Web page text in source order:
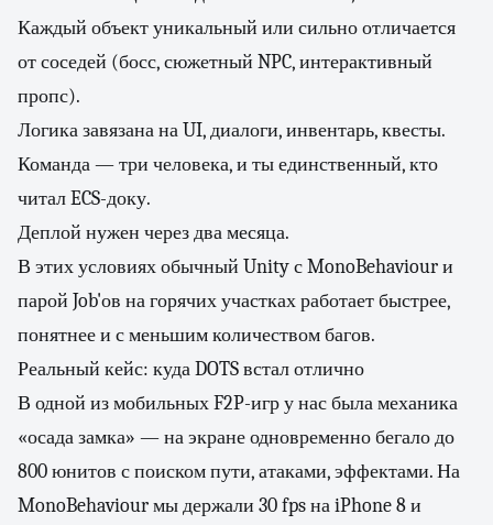
Каждый объект уникальный или сильно отличается
от соседей (босс, сюжетный NPC, интерактивный
пропс).
Логика завязана на UI, диалоги, инвентарь, квесты.
Команда — три человека, и ты единственный, кто
читал ECS-доку.
Деплой нужен через два месяца.
В этих условиях обычный Unity с MonoBehaviour и
парой Job'ов на горячих участках работает быстрее,
понятнее и с меньшим количеством багов.
Реальный кейс: куда DOTS встал отлично
В одной из мобильных F2P-игр у нас была механика
«осада замка» — на экране одновременно бегало до
800 юнитов с поиском пути, атаками, эффектами. На
MonoBehaviour мы держали 30 fps на iPhone 8 и